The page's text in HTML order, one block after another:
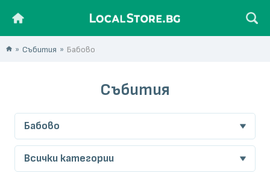
Събития Бабово
Събития
Бабово
Всички категории